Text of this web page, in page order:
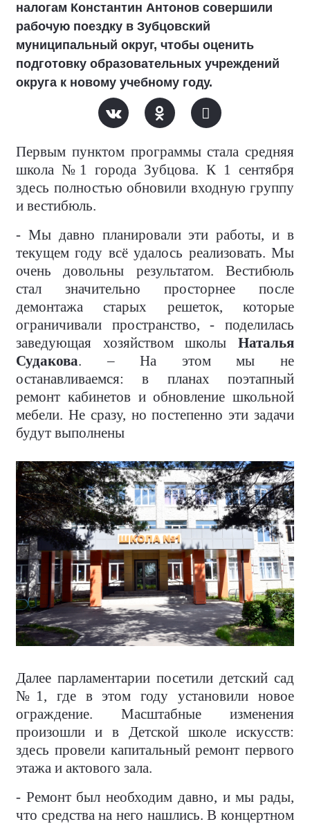
налогам Константин Антонов совершили
рабочую поездку в Зубцовский
муниципальный округ, чтобы оценить
подготовку образовательных учреждений
округа к новому учебному году.
Первым пунктом программы стала средняя
школа №1 города Зубцова. К 1 сентября
здесь полностью обновили входную группу
и вестибюль.
- Мы давно планировали эти работы, и в
текущем году всё удалось реализовать. Мы
очень довольны результатом. Вестибюль
стал значительно просторнее после
демонтажа старых решеток, которые
ограничивали пространство, - поделилась
заведующая хозяйством школы Наталья
Судакова. – На этом мы не
останавливаемся: в планах поэтапный
ремонт кабинетов и обновление школьной
мебели. Не сразу, но постепенно эти задачи
будут выполнены
Далее парламентарии посетили детский сад
№1, где в этом году установили новое
ограждение. Масштабные изменения
произошли и в Детской школе искусств:
здесь провели капитальный ремонт первого
этажа и актового зала.
- Ремонт был необходим давно, и мы рады,
что средства на него нашлись. В концертном